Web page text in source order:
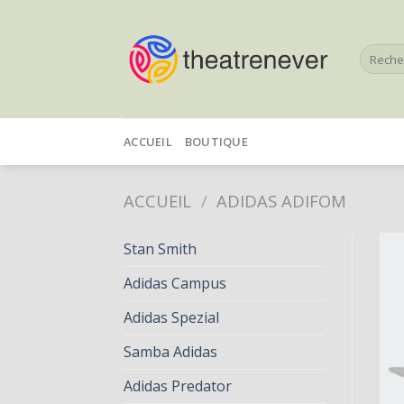
pour :
ACCUEIL BOUTIQUE
ACCUEIL / ADIDAS ADIFOM
Stan Smith
Adidas Campus
Adidas Spezial
Samba Adidas
Adidas Predator